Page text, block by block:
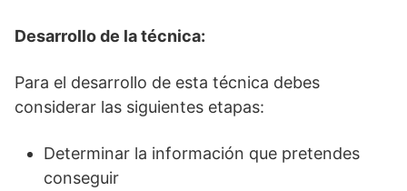
Desarrollo de la técnica:
Para el desarrollo de esta técnica debes
considerar las siguientes etapas:
Determinar la información que pretendes
conseguir